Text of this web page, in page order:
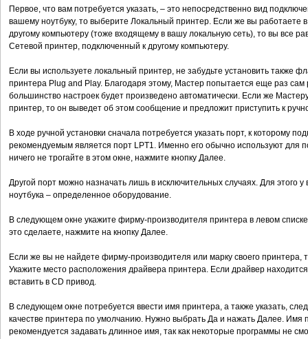
Первое, что вам потребуется указать, – это непосредственно вид
вашему ноутбуку, то выберите Локальный принтер. Если же вы работаете
другому компьютеру (тоже входящему в вашу локальную сеть), то вы все
Сетевой принтер, подключенный к другому компьютеру.
Если вы используете локальный принтер, не забудьте установить также
принтера Plug and Play. Благодаря этому, Мастер попытается еще раз сам
большинство настроек будет произведено автоматически. Если же
принтер, то он выведет об этом сообщение и предложит приступить к
В ходе ручной установки сначала потребуется указать порт, к которому
рекомендуемым является порт LPT1. Именно его обычно используют для
ничего не трогайте в этом окне, нажмите кнопку Далее.
Другой порт можно назначать лишь в исключительных случаях. Для этого
ноутбука – определенное оборудование.
В следующем окне укажите фирму-производителя принтера в левом
это сделаете, нажмите на кнопку Далее.
Если же вы не найдете фирму-производителя или марку своего принтера,
Укажите место расположения драйвера принтера. Если драйвер
вставить в CD привод.
В следующем окне потребуется ввести имя принтера, а также указать,
качестве принтера по умолчанию. Нужно выбрать Да и нажать Далее.
рекомендуется задавать длинное имя, так как некоторые программы не